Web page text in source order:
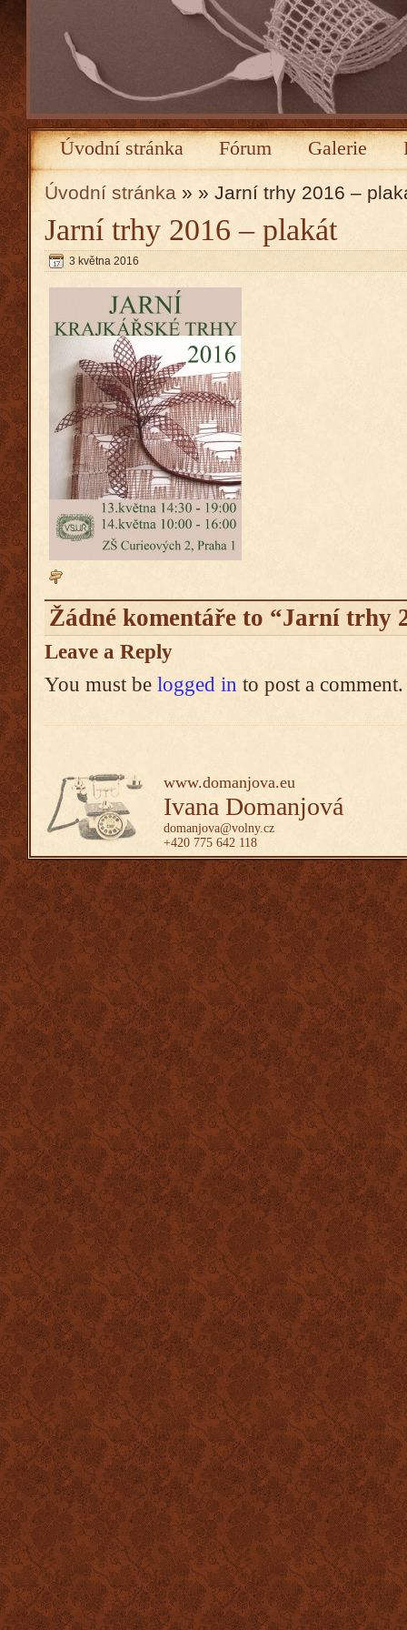
Úvodní stránka Fórum Galerie
Úvodní stránka » » Jarní trhy 2016 –
Jarní trhy 2016 – plakát
3 května 2016
Žádné komentáře to “Jarní trhy
Leave a Reply
You must be logged in to post a comment.
www.domanjova.eu
Ivana Domanjová
domanjova@volny.cz
+420 775 642 118